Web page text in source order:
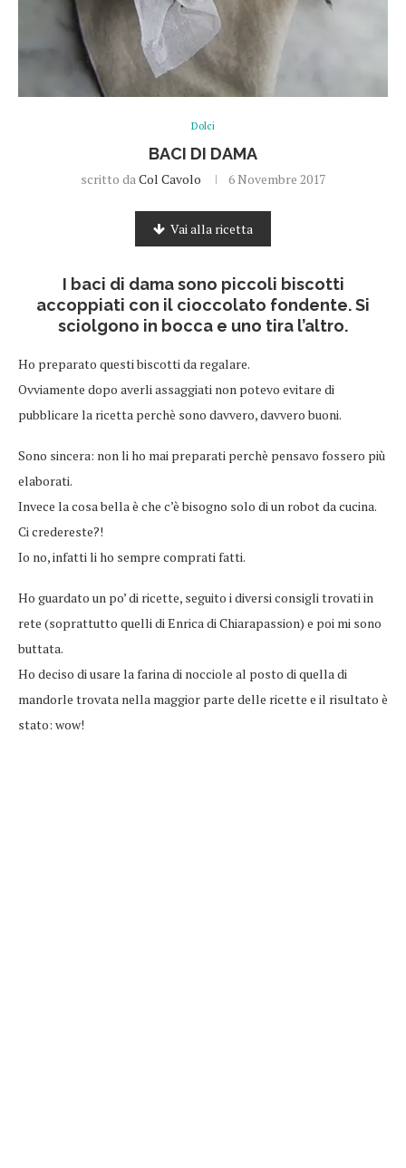
Dolci
BACI DI DAMA
scritto daCol Cavolo 6 Novembre 2017
Vai alla ricetta
I baci di dama sono piccoli biscotti
accoppiati con il cioccolato fondente. Si
sciolgono in bocca e uno tira l’altro.
Ho preparato questi biscotti da regalare.
Ovviamente dopo averli assaggiati non potevo evitare di
pubblicare la ricetta perchè sono davvero, davvero buoni.
Sono sincera: non li ho mai preparati perchè pensavo fossero più
elaborati.
Invece la cosa bella è che c’è bisogno solo di un robot da cucina.
Ci credereste?!
Io no, infatti li ho sempre comprati fatti.
Ho guardato un po’ di ricette, seguito i diversi consigli trovati in
rete (soprattutto quelli di Enrica di Chiarapassion) e poi mi sono
buttata.
Ho deciso di usare la farina di nocciole al posto di quella di
mandorle trovata nella maggior parte delle ricette e il risultato è
stato: wow!